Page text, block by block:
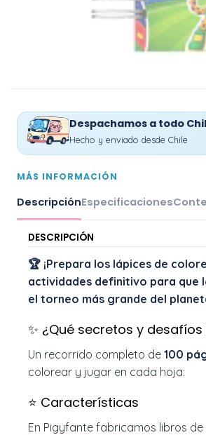
Despachamos a todo
Hecho y enviado desde Chile
MÁS INFORMACIÓN
DescripciónEspecificaciones
DESCRIPCIÓN
🏆 ¡Prepara los lápices de
actividades definitivo para que
el torneo más grande del
✨ ¿Qué secretos y
Un recorrido completo de 100
colorear y jugar en cada hoja:
⭐ Características
En Pigyfante fabricamos libros